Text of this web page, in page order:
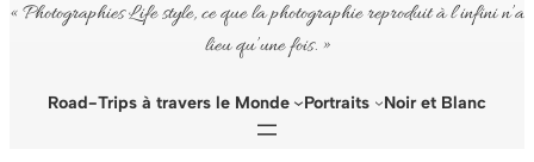
« Photographies Life style, ce que la photographie reproduit à l’infini n’a
lieu qu’une fois. »
Road-Trips à travers le Monde Portraits Noir et Blanc